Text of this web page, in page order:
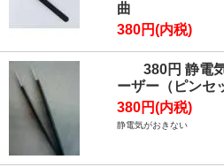
曲
380円(内税)
380円 静電
ーザー（ピン
380円(内税)
静電気がおきない